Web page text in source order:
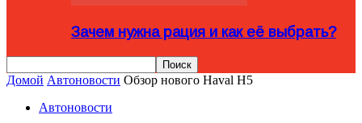
Зачем нужна рация и как её выбрать?
Домой Автоновости Обзор нового Haval H5
Автоновости